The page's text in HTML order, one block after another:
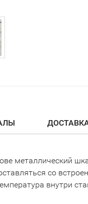
металлический
со
внутри